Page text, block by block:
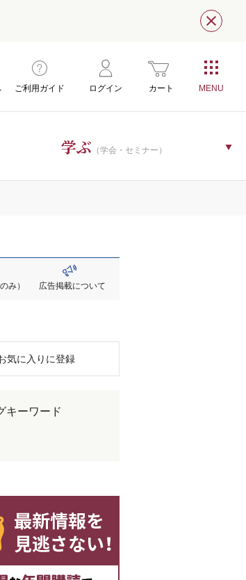
閉じ
ご利用ガイド ログイン カート
学ぶ （学会・セミナー）
み） 広告掲載について
気に入りに登録
キーワード